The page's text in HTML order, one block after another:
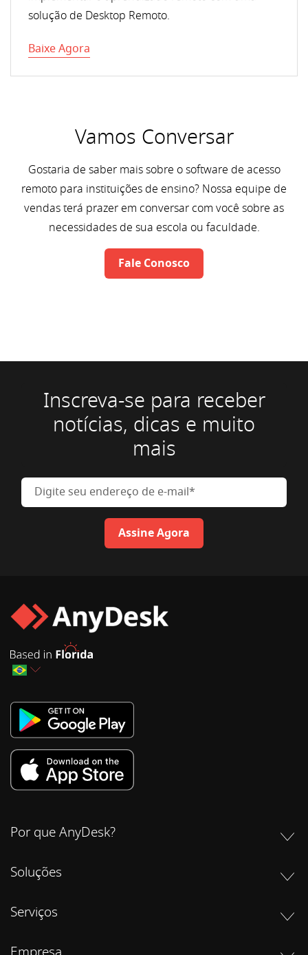
solução de Desktop Remoto.
Baixe Agora
Vamos Conversar
Gostaria de saber mais sobre o software de acesso
remoto para instituições de ensino? Nossa equipe de
vendas terá prazer em conversar com você sobre as
necessidades de sua escola ou faculdade.
Fale Conosco
Inscreva-se para receber
notícias, dicas e muito
mais
Digite seu endereço de e-mail
Assine Agora
Por que AnyDesk?
Soluções
Serviços